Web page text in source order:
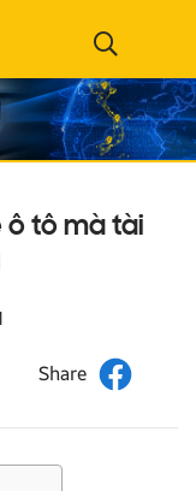
ô tô mà tài